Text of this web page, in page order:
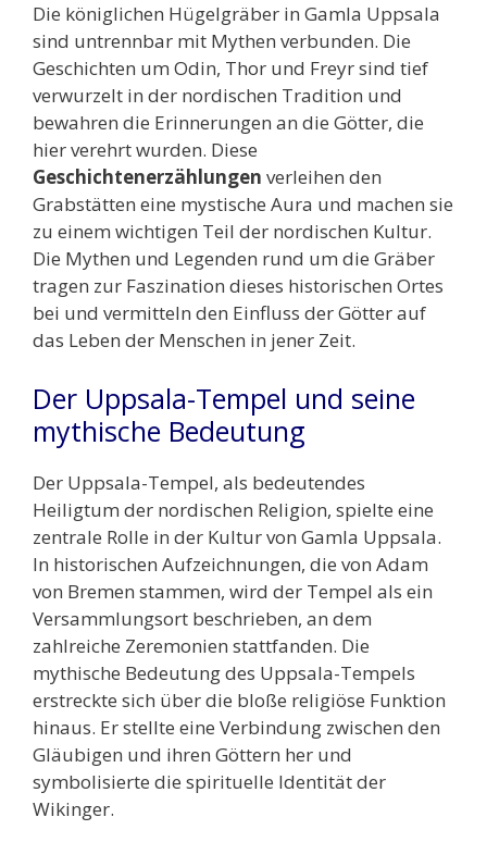
Die königlichen Hügelgräber in Gamla Uppsala
sind untrennbar mit Mythen verbunden. Die
Geschichten um Odin, Thor und Freyr sind tief
verwurzelt in der nordischen Tradition und
bewahren die Erinnerungen an die Götter, die
hier verehrt wurden. Diese
Geschichtenerzählungen verleihen den
Grabstätten eine mystische Aura und machen sie
zu einem wichtigen Teil der nordischen Kultur.
Die Mythen und Legenden rund um die Gräber
tragen zur Faszination dieses historischen Ortes
bei und vermitteln den Einfluss der Götter auf
das Leben der Menschen in jener Zeit.
Der Uppsala-Tempel und seine
mythische Bedeutung
Der Uppsala-Tempel, als bedeutendes
Heiligtum der nordischen Religion, spielte eine
zentrale Rolle in der Kultur von Gamla Uppsala.
In historischen Aufzeichnungen, die von Adam
von Bremen stammen, wird der Tempel als ein
Versammlungsort beschrieben, an dem
zahlreiche Zeremonien stattfanden. Die
mythische Bedeutung des Uppsala-Tempels
erstreckte sich über die bloße religiöse Funktion
hinaus. Er stellte eine Verbindung zwischen den
Gläubigen und ihren Göttern her und
symbolisierte die spirituelle Identität der
Wikinger.